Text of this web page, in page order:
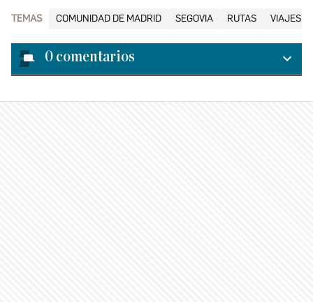
TEMAS COMUNIDAD DE MADRID SEGOVIA RUTAS VIAJES
0 comentarios